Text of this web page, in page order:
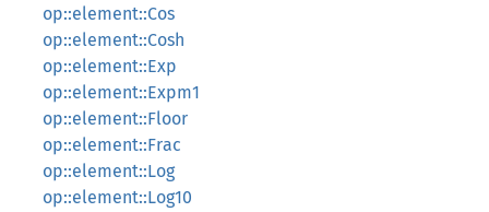
op::element::Cos
op::element::Cosh
op::element::Exp
op::element::Expm1
op::element::Floor
op::element::Frac
op::element::Log
op::element::Log10